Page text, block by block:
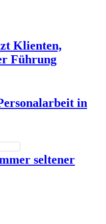
Klienten,
Führung
in
seltener